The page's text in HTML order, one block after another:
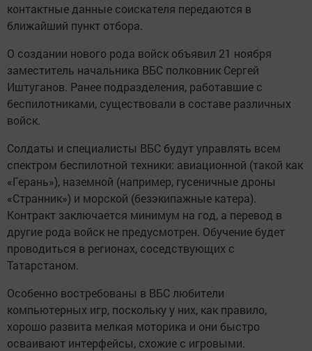
контактные данные соискателя передаются в
ближайший пункт отбора.
О создании нового рода войск объявил 21 ноября
заместитель начальника ВБС полковник Сергей
Иштуганов. Ранее подразделения, работавшие с
беспилотниками, существовали в составе различных
войск.
Солдаты и специалисты ВБС будут управлять всем
спектром беспилотной техники: авиационной (такой как
«Герань»), наземной (например, гусеничные дроны
«Странник») и морской (безэкипажные катера).
Контракт заключается минимум на год, а перевод в
другие рода войск не предусмотрен. Обучение будет
проводиться в регионах, соседствующих с
Татарстаном.
Особенно востребованы в ВБС любители
компьютерных игр, поскольку у них, как правило,
хорошо развита мелкая моторика и они быстро
осваивают интерфейсы, схожие с игровыми.